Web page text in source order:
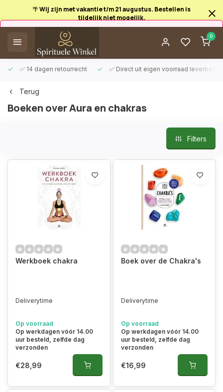
🌴 Wij zijn met vakantie t/m 21 augustus. Bestellen is
tijdelijk niet mogelijk.
0
✅ 14 dagen retourrecht ✅ Direct uit eigen voorraad leverbaar
Afrekenen is uitgeschakeld.
Terug
Boeken over Aura en chakras
Filters
Werkboek chakra
Deliverytime
Op voorraad
Op werkdagen vóór 14.00
uur besteld, zelfde dag
verzonden
€28,99
Boek over de Chakra's
Deliverytime
Op voorraad
Op werkdagen vóór 14.00
uur besteld, zelfde dag
verzonden
€16,99